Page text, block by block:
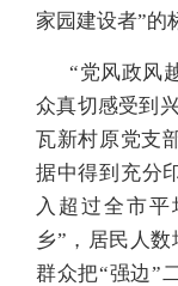
家园建设者”的
“党风政风
众真切感受到
瓦新村原党支
据中得到充分
入超过全市
乡”，居民人
群众把“强边”